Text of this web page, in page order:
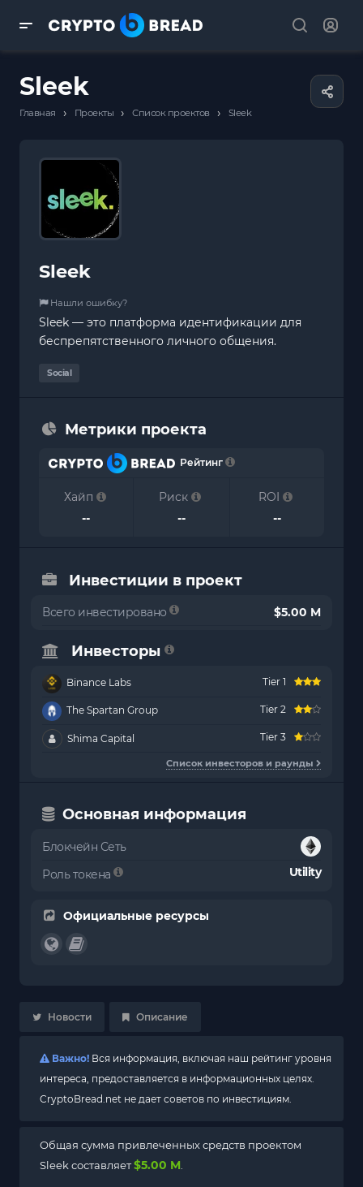
Sleek
Главная › Проекты › Список проектов › Sleek
Sleek
Нашли ошибку?
Sleek — это платформа идентификации для
беспрепятственного личного общения.
Social
Метрики проекта
Рейтинг
Хайп
--
Риск
--
ROI
--
Инвестиции в проект
Всего инвестировано $5.00 M
Инвесторы
Binance Labs Tier 1
The Spartan Group Tier 2
Shima Capital Tier 3
Список инвесторов и раунды
Основная информация
Блокчейн Сеть
Роль токена
Utility
Официальные ресурсы
Новости Описание
Важно! Вся информация, включая наш рейтинг уровня
интереса, предоставляется в информационных целях.
CryptoBread.net не дает советов по инвестициям.
Общая сумма привлеченных средств проектом
Sleek составляет$5.00 M.